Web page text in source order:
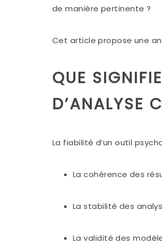
de manière pertinente ?
Cet article propose une
QUE
D’ANALYSE
La fiabilité d’un outil
La cohérence des
La stabilité des
La validité des